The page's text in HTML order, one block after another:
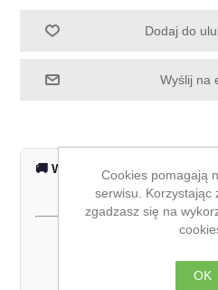
Dodaj do
Wyślij na
🚚 Wysyłka na terenie całej
Waga produktu:
Odbiór własny:
Kurier DPD – za
Kurier DPD – przedpłata
Cookies pomagają
serwisu. Korzystając
zgadzasz się na
OK